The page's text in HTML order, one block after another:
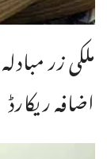
اضافہ ریکارڈ